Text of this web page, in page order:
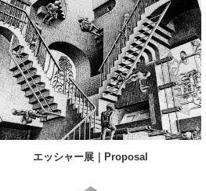
エッシャー展｜Proposal